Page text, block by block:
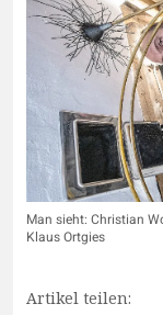
Man sieht: Christian
Klaus Ortgies
Artikel teilen: